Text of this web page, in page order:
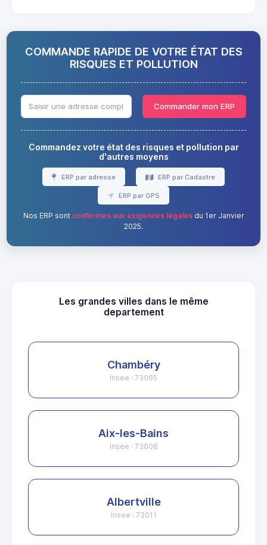
COMMANDE RAPIDE DE VOTRE ÉTAT DES
RISQUES ET POLLUTION
Commander mon ERP
Commandez votre état des risques et pollution par
d'autres moyens
ERP par adresse ERP par Cadastre
ERP par GPS
Nos ERP sont conformes aux exigences légalesdu 1er Janvier
2025.
Les grandes villes dans le même
departement
Chambéry
Insee : 73065
Aix-les-Bains
Insee : 73008
Albertville
Insee : 73011